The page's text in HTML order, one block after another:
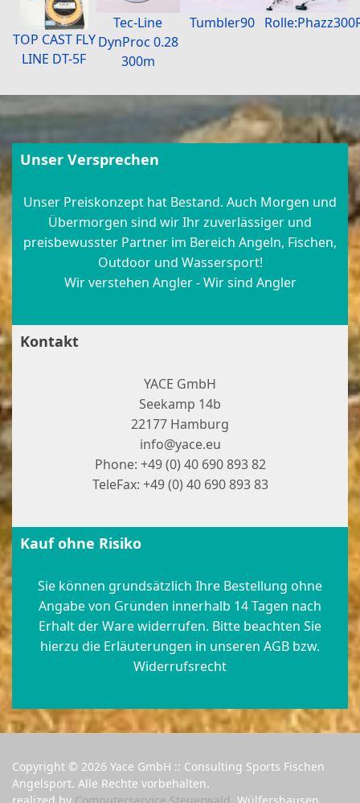
TOP CAST FLY
LINE DT-5F
Tec-Line
DynProc 0.28
300m
Tumbler90
Unser Versprechen
Unser Preiskonzept hat Bestand. Auch Morgen und
Übermorgen sind wir Ihr zuverlässiger und
preisbewusster Partner im Bereich Angeln, Fischen,
Outdoor und Wassersport!
Wir verstehen Angler - Wir sind Angler
Kontakt
YACE GmbH
Seekamp 14b
22177 Hamburg
info@yace.eu
Phone: +49 (0) 40 690 893 82
TeleFax: +49 (0) 40 690 893 83
Kauf ohne Risiko
Sie können grundsätzlich Ihre Bestellung ohne
Angabe von Gründen innerhalb 14 Tagen nach
Erhalt der Ware widerrufen. Bitte beachten Sie
hierzu die Erläuterungen in unseren AGB bzw.
Widerrufsrecht
Copyright © 2026 Yace GmbH :: Consulting Sports Fischen
Angelsport. Alle Rechte vorbehalten.